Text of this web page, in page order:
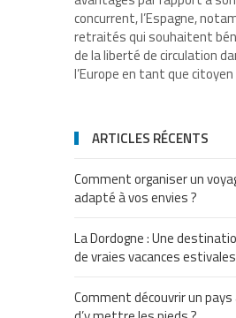
concurrent, l’Espagne,
retraités qui souhaitent
de la liberté de circulation
l’Europe en tant que citoyen
ARTICLES RÉCENTS
Comment organiser un
adapté à vos envies ?
La Dordogne : Une
de vraies vacances
Comment découvrir un